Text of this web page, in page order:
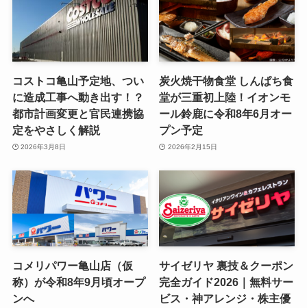
コストコ亀山予定地、つい
に造成工事へ動き出す！？
都市計画変更と官民連携協
定をやさしく解説
2026年3月8日
炭火焼干物食堂 しんぱち食
堂が三重初上陸！イオンモ
ール鈴鹿に令和8年6月オー
プン予定
2026年2月15日
コメリパワー亀山店（仮
称）が令和8年9月頃オープ
ンへ
サイゼリヤ 裏技＆クーポン
完全ガイド2026｜無料サー
ビス・神アレンジ・株主優